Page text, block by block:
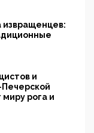
извращенцев:
и
рога и